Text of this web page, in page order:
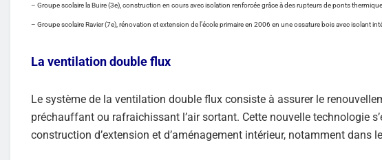
– Groupe scolaire la Buire (3e), construction en cours avec isolation renforcée grâce à des rupteurs de ponts
– Groupe scolaire Ravier (7e), rénovation et extension de l’école primaire en 2006 en une ossature bois avec isolant
La ventilation double flux
Le système de la ventilation double flux consiste à assurer le
préchauffant ou rafraichissant l’air sortant. Cette nouvelle technologie
construction d’extension et d’aménagement intérieur, notamment dans